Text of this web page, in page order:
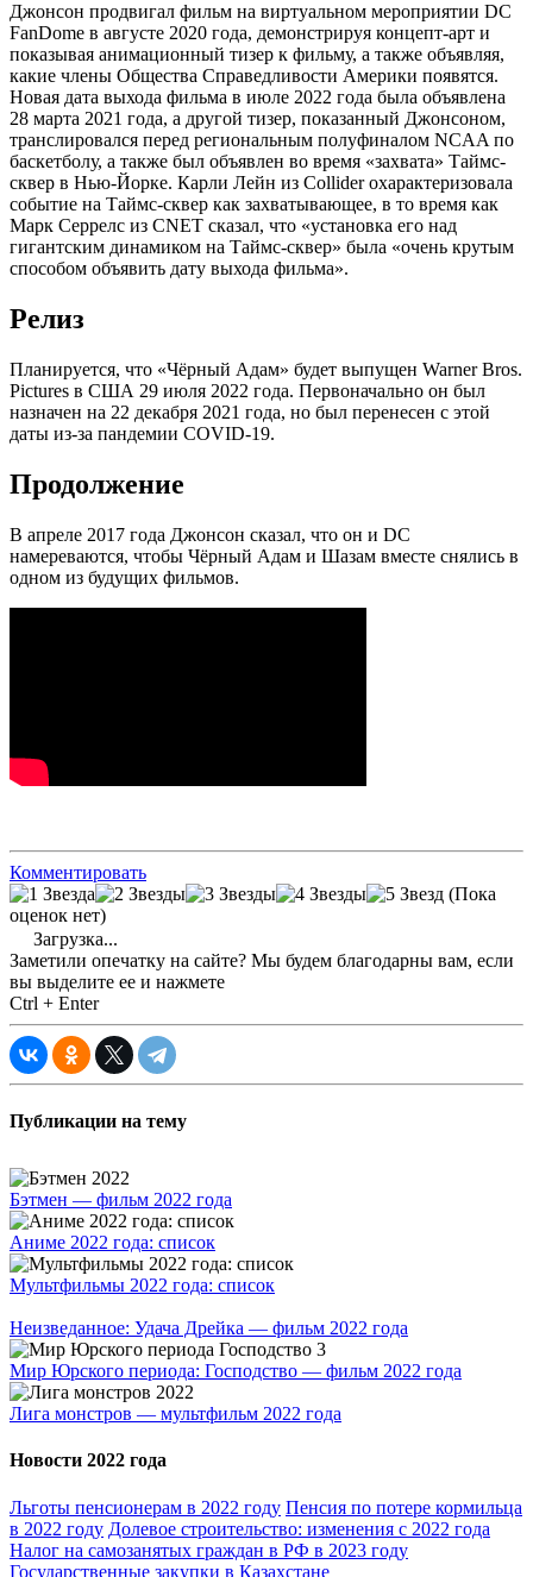
Джонсон продвигал фильм на виртуальном мероприятии DC
FanDome в августе 2020 года, демонстрируя концепт-арт и
показывая анимационный тизер к фильму, а также объявляя,
какие члены Общества Справедливости Америки появятся.
Новая дата выхода фильма в июле 2022 года была объявлена
28 марта 2021 года, а другой тизер, показанный Джонсоном,
транслировался перед региональным полуфиналом NCAA по
баскетболу, а также был объявлен во время «захвата» Таймс-
сквер в Нью-Йорке. Карли Лейн из Collider охарактеризовала
событие на Таймс-сквер как захватывающее, в то время как
Марк Серрелс из CNET сказал, что «установка его над
гигантским динамиком на Таймс-сквер» была «очень крутым
способом объявить дату выхода фильма».
Релиз
Планируется, что «Чёрный Адам» будет выпущен Warner Bros.
Pictures в США 29 июля 2022 года. Первоначально он был
назначен на 22 декабря 2021 года, но был перенесен с этой
даты из-за пандемии COVID-19.
Продолжение
В апреле 2017 года Джонсон сказал, что он и DC
намереваются, чтобы Чёрный Адам и Шазам вместе снялись в
одном из будущих фильмов.
Комментировать
(Пока
оценок нет)
Загрузка...
Заметили опечатку на сайте? Мы будем благодарны вам, если
вы выделите ее и нажмете
Ctrl + Enter
Публикации на тему
Бэтмен — фильм 2022 года
Аниме 2022 года: список
Мультфильмы 2022 года: список
Неизведанное: Удача Дрейка — фильм 2022 года
Мир Юрского периода: Господство — фильм 2022 года
Лига монстров — мультфильм 2022 года
Новости 2022 года
Льготы пенсионерам в 2022 году Пенсия по потере кормильца
в 2022 году Долевое строительство: изменения с 2022 года
Налог на самозанятых граждан в РФ в 2023 году
Государственные закупки в Казахстане